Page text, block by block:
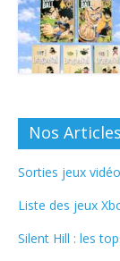
Nos
Sorties jeux
Liste des jeux
Silent Hill : les